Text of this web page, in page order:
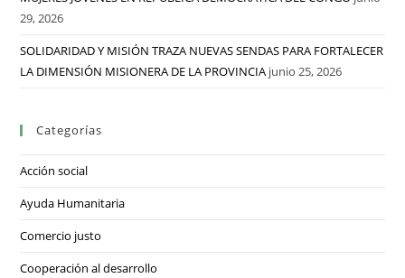
29, 2026
SOLIDARIDAD Y MISIÓN TRAZA NUEVAS SENDAS PARA FORTALECER
LA DIMENSIÓN MISIONERA DE LA PROVINCIA junio 25, 2026
Categorías
Acción social
Ayuda Humanitaria
Comercio justo
Cooperación al desarrollo